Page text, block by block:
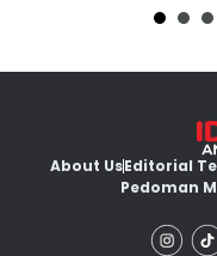
About UsEditorial
Pedoman